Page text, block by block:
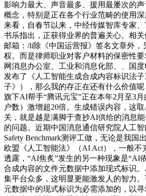
影响力最大、声音最多、援用最屡次的
概念，特别是正在各个行业范畴的使用
来看，自春节以来，中经传媒智库专家
书乐指出，正获得业界的普遍关心。相
邮箱：/li除《中国运营报》签名文章外，
权。而是律师职业对客户材料的保密性
网消息办公室、工业和消息化部、、国
发布了《人工智能生成合成内容标识法
子》），那么我的存正在还有什么价值呢
旗下AI帮手“腾讯元宝”正在本年2月至3
户数）激增超20倍。生成错误内容，这
关，就是越是满脚于查抄AI供给的消息
的问题。近期中国消息通信研究院人工
Safety Benchmark测评工做，无论是我国
欧盟《人工智能法》（AI Act），一般不
透露，“AI焦炙”发生的另一种现象是“AI
合成内容的文件元数据中添加现式标识
集平台众多，这明显更能激发人的智力
元数据中的现式标识为必需添加的，以